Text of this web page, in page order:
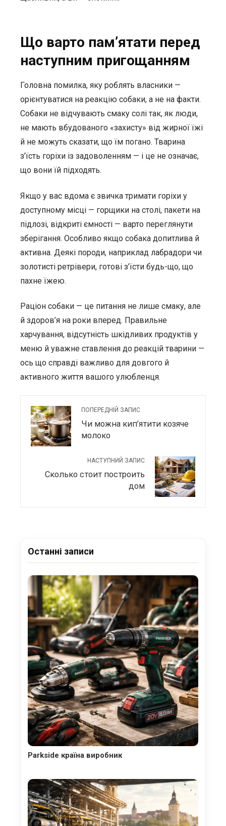
Що варто пам’ятати перед
наступним пригощанням
Головна помилка, яку роблять власники —
орієнтуватися на реакцію собаки, а не на факти.
Собаки не відчувають смаку солі так, як люди,
не мають вбудованого «захисту» від жирної їжі
й не можуть сказати, що їм погано. Тварина
з’їсть горіхи із задоволенням — і це не означає,
що вони їй підходять.
Якщо у вас вдома є звичка тримати горіхи у
доступному місці — горщики на столі, пакети на
підлозі, відкриті ємності — варто переглянути
зберігання. Особливо якщо собака допитлива й
активна. Деякі породи, наприклад лабрадори чи
золотисті ретрівери, готові з’їсти будь-що, що
пахне їжею.
Раціон собаки — це питання не лише смаку, але
й здоров’я на роки вперед. Правильне
харчування, відсутність шкідливих продуктів у
меню й уважне ставлення до реакцій тварини —
ось що справді важливо для довгого й
активного життя вашого улюбленця.
ПОПЕРЕДНІЙ ЗАПИС
Чи можна кип’ятити козяче
молоко
НАСТУПНИЙ ЗАПИС
Сколько стоит построить
дом
Останні записи
Parkside країна виробник